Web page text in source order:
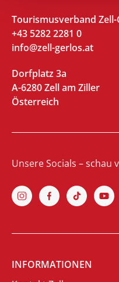
Tourismusverband Zell-
+43 5282 2281 0
info@zell-gerlos.at
Dorfplatz 3a
A-6280 Zell am Ziller
Österreich
Unsere Socials – schau
INFORMATIONEN